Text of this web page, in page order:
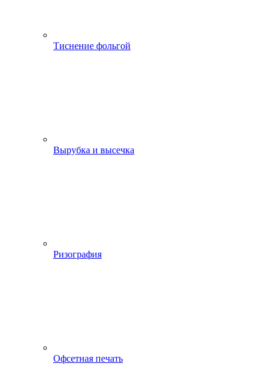
Тиснение фольгой
Вырубка и высечка
Ризография
Офсетная печать